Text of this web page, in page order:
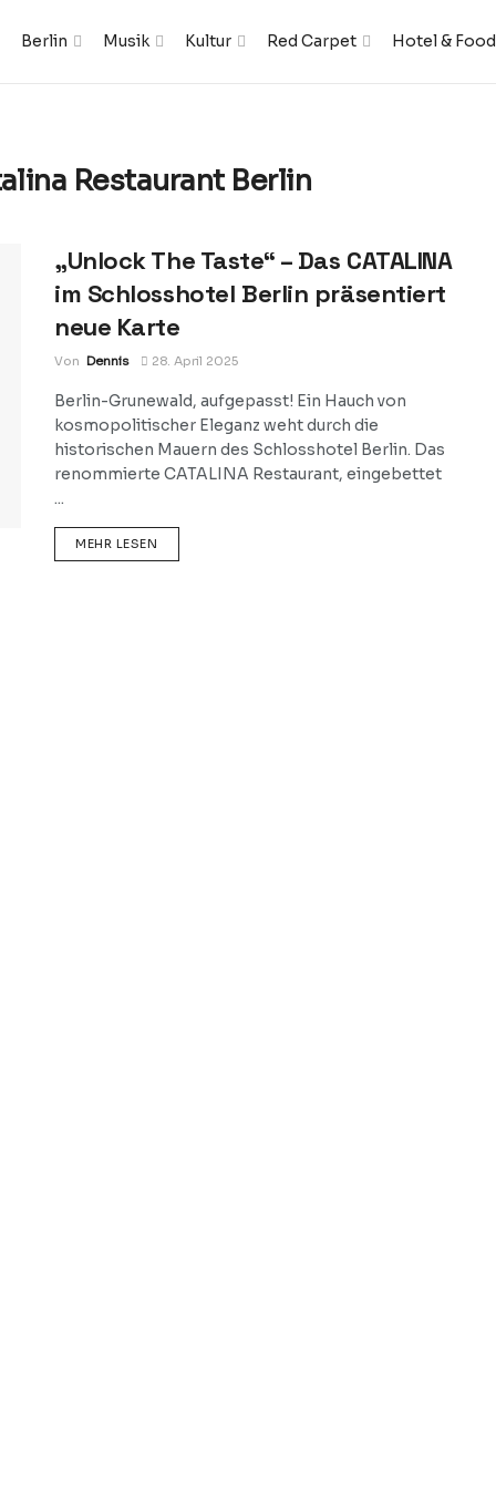
Berlin Musik Kultur Red Carpet Hotel & Food
Restaurant Berlin
„Unlock The Taste“ – Das CATALINA
im Schlosshotel Berlin präsentiert
neue Karte
Von Dennis 28. April 2025
Berlin-Grunewald, aufgepasst! Ein Hauch von
kosmopolitischer Eleganz weht durch die
historischen Mauern des Schlosshotel Berlin. Das
renommierte CATALINA Restaurant, eingebettet
...
MEHR LESEN